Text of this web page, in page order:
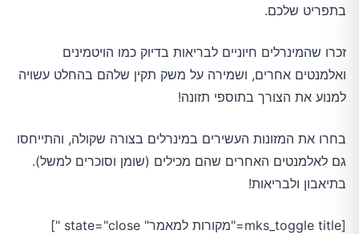
בתפריט שלכם.
זכרו שהמינרלים חיוניים לבריאות בדיוק כמו הויטמינים
ואלמנטים אחרים, ושמירה על משק תקין שלהם בהחלט עשויה
למנוע את הצורך בתוספי תזונה!
בחרו את המזונות העשירים במינרלים בצורה שקולה, והתייחסו
גם לאלמנטים האחרים שהם מכילים (שומן וסוכרים למשל).
בתיאבון ולבריאות!
[mks_toggle title="מקורות למאמר" state="close "]